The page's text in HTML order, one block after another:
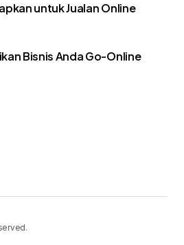
untuk Jualan Online
Bisnis Anda Go-Online